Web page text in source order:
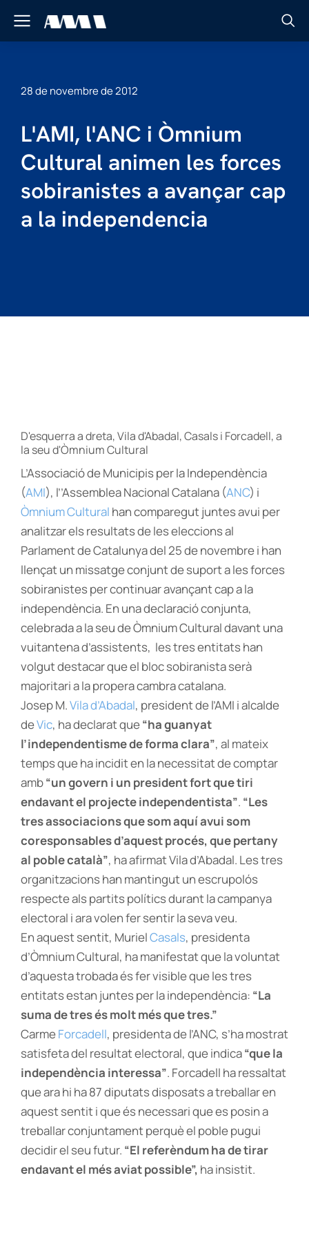
28 de novembre de 2012
L'AMI, l'ANC i Òmnium
Cultural animen les forces
sobiranistes a avançar cap
a la independencia
D'esquerra a dreta, Vila d'Abadal, Casals i Forcadell, a
la seu d'Òmnium Cultural
L’Associació de Municipis per la Independència
(AMI), l’’Assemblea Nacional Catalana (ANC) i
Òmnium Cultural han comparegut juntes avui per
analitzar els resultats de les eleccions al
Parlament de Catalunya del 25 de novembre i han
llençat un missatge conjunt de suport a les forces
sobiranistes per continuar avançant cap a la
independència. En una declaració conjunta,
celebrada a la seu de Òmnium Cultural davant una
vuitantena d’assistents, les tres entitats han
volgut destacar que el bloc sobiranista serà
majoritari a la propera cambra catalana.
Josep M.Vila d’Abadal, president de l’AMI i alcalde
deVic, ha declarat que“ha guanyat
l’independentisme de forma clara”, al mateix
temps que ha incidit en la necessitat de comptar
amb“un govern i un president fort que tiri
endavant el projecte independentista”. “Les
tres associacions que som aquí avui som
coresponsables d’aquest procés, que pertany
al poble català”, ha afirmat Vila d’Abadal. Les tres
organitzacions han mantingut un escrupolós
respecte als partits polítics durant la campanya
electoral i ara volen fer sentir la seva veu.
En aquest sentit, MurielCasals, presidenta
d’Òmnium Cultural, ha manifestat que la voluntat
d’aquesta trobada és fer visible que les tres
entitats estan juntes per la independència: “La
suma de tres és molt més que tres.”
CarmeForcadell, presidenta de l’ANC, s’ha mostrat
satisfeta del resultat electoral, que indica“que la
independència interessa”. Forcadell ha ressaltat
que ara hi ha 87 diputats disposats a treballar en
aquest sentit i que és necessari que es posin a
treballar conjuntament perquè el poble pugui
decidir el seu futur. “El referèndum ha de tirar
endavant el més aviat possible”, ha insistit.